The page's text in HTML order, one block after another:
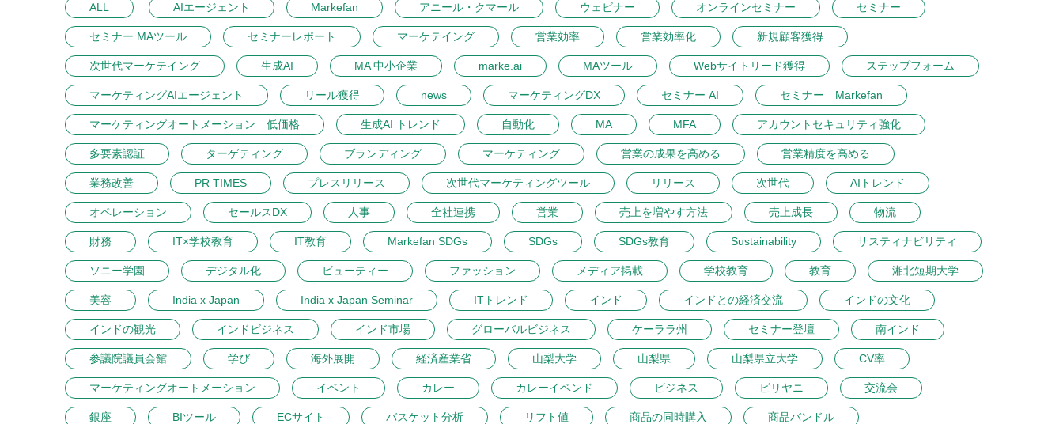
ALL AIエージェント Markefan アニール・クマール ウェビナー オンラインセミナー セミナー
セミナー MAツール セミナーレポート マーケテイング 営業効率 営業効率化 新規顧客獲得
次世代マーケテイング 生成AI MA 中小企業 marke.ai MAツール Webサイトリード獲得 ステップフォーム
マーケティングAIエージェント リール獲得 news マーケティングDX セミナー AI セミナー Markefan
マーケティングオートメーション 低価格 生成AI トレンド 自動化 MA MFA アカウントセキュリティ強化
多要素認証 ターゲティング ブランディング マーケティング 営業の成果を高める 営業精度を高める
業務改善 PR TIMES プレスリリース 次世代マーケティングツール リリース 次世代 AIトレンド
オペレーション セールスDX 人事 全社連携 営業 売上を増やす方法 売上成長 物流
財務 IT×学校教育 IT教育 Markefan SDGs SDGs SDGs教育 Sustainability サスティナビリティ
ソニー学園 デジタル化 ビューティー ファッション メディア掲載 学校教育 教育 湘北短期大学
美容 India x Japan India x Japan Seminar ITトレンド インド インドとの経済交流 インドの文化
インドの観光 インドビジネス インド市場 グローバルビジネス ケーララ州 セミナー登壇 南インド
参議院議員会館 学び 海外展開 経済産業省 山梨大学 山梨県 山梨県立大学 CV率
マーケティングオートメーション イベント カレー カレーイベンド ビジネス ビリヤニ 交流会
銀座 BIツール ECサイト バスケット分析 リフト値 商品の同時購入 商品バンドル